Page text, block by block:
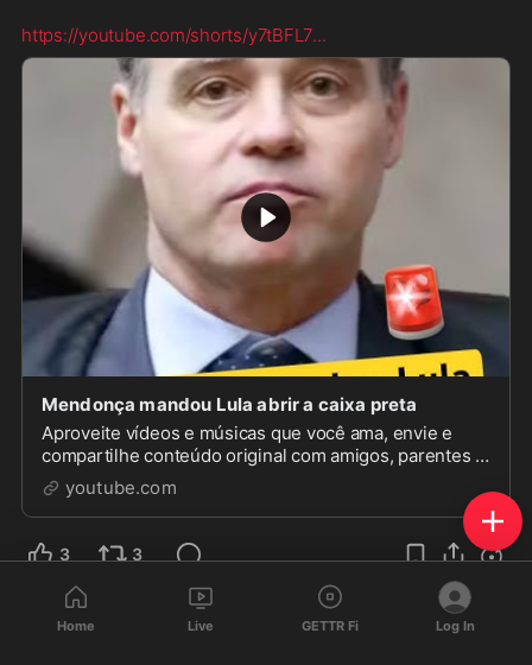
https://youtube.com/shorts/y7tBFL7...
Mendonça mandou Lula abrir a caixa preta
Aproveite vídeos e músicas que você ama, envie e
compartilhe conteúdo original com amigos, parentes e
o mundo no YouTube.
youtube.com
3 3
@
Aug 7
Home Live GETTR Fi Log In